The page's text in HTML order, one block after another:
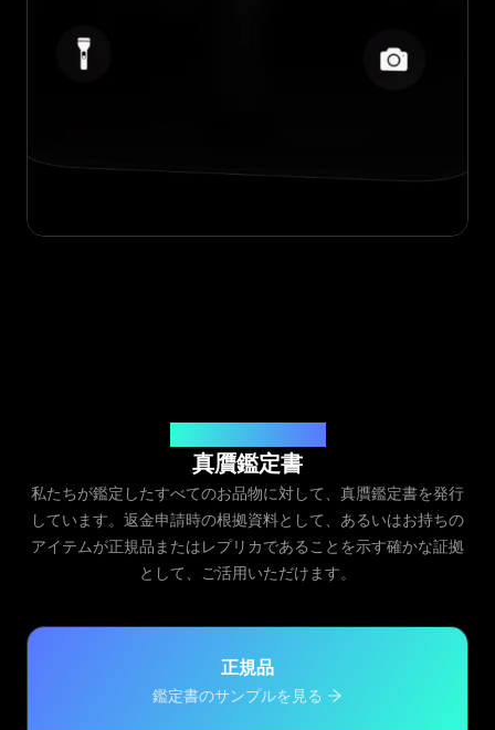
真贋鑑定書
私たちが鑑定したすべてのお品物に対して、真贋鑑定書を発行
しています。返金申請時の根拠資料として、あるいはお持ちの
アイテムが正規品またはレプリカであることを示す確かな証拠
として、ご活用いただけます。
正規品
鑑定書のサンプルを見る